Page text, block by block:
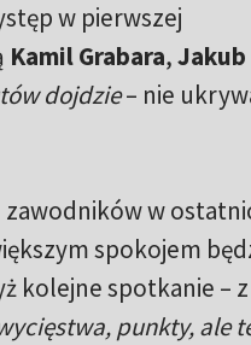
w pierwszej
Kamil Grabara,Jakub
dojdzie– nie
zawodników w
spokojem
kolejne spotkanie – z
punkty, ale